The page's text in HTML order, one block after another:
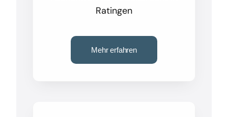
Ratingen
Mehr erfahren